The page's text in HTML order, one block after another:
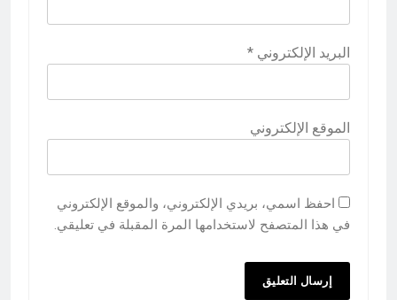
البريد الإلكتروني *
الموقع الإلكتروني
احفظ اسمي، بريدي الإلكتروني، والموقع الإلكتروني
في هذا المتصفح لاستخدامها المرة المقبلة في تعليقي.